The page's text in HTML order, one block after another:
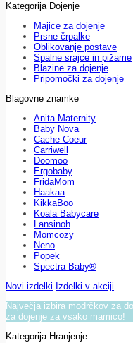
Kategorija Dojenje
Majice za dojenje
Prsne črpalke
Oblikovanje postave
Spalne srajce in pižame
Blazine za dojenje
Pripomočki za dojenje
Blagovne znamke
Anita Maternity
Baby Nova
Cache Coeur
Carriwell
Doomoo
Ergobaby
FridaMom
Haakaa
KikkaBoo
Koala Babycare
Lansinoh
Momcozy
Neno
Popek
Spectra Baby®
Novi izdelki Izdelki v akciji
Največja izbira modrčkov za
za dojenje za vsako mamico!
Kategorija Hranjenje